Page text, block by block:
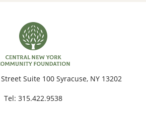
Suite 100 Syracuse, NY 13202
Tel: 315.422.9538